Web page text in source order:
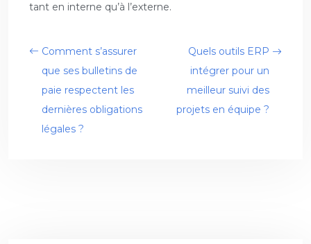
tant en interne qu’à l’externe.
Comment s’assurer
que ses bulletins de
paie respectent les
dernières obligations
légales ?
Quels outils ERP
intégrer pour un
meilleur suivi des
projets en équipe ?